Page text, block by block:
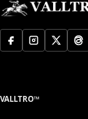
VALLTRO™